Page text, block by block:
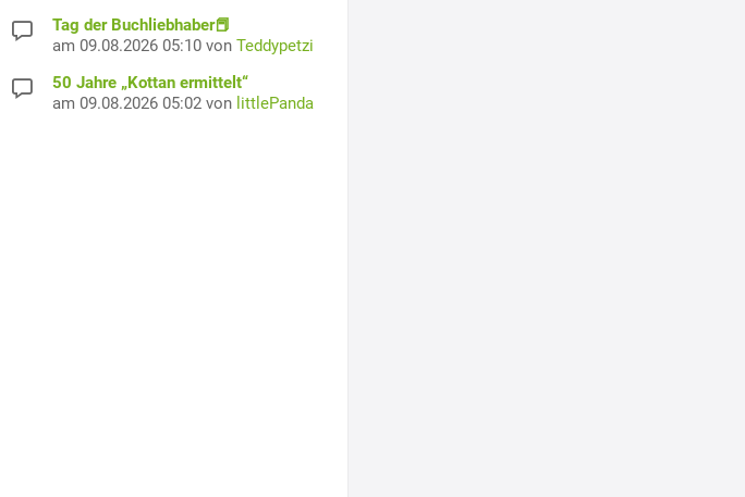
Tag der Buchliebhaber📕
am 09.08.2026 05:10 von Teddypetzi
50 Jahre „Kottan ermittelt“
am 09.08.2026 05:02 von littlePanda